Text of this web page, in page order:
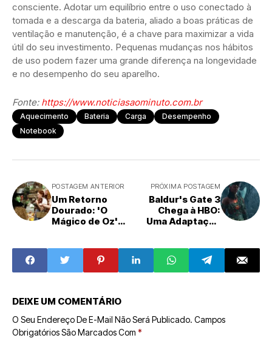
consciente. Adotar um equilíbrio entre o uso conectado à
tomada e a descarga da bateria, aliado a boas práticas de
ventilação e manutenção, é a chave para maximizar a vida
útil do seu investimento. Pequenas mudanças nos hábitos
de uso podem fazer uma grande diferença na longevidade
e no desempenho do seu aparelho.
Fonte: https://www.noticiasaominuto.com.br
Aquecimento Bateria Carga
Desempenho
Notebook
POSTAGEM ANTERIOR
Um Retorno
Dourado: 'O
Mágico de Oz'
PRÓXIMA POSTAGEM
Baldur's Gate 3
Chega à HBO:
Uma Adaptação
Last of Us
DEIXE UM COMENTÁRIO
O Seu Endereço De E-Mail Não Será Publicado. Campos
Obrigatórios São Marcados Com *